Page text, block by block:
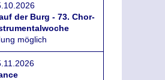
der Burg - 73. Chor-
möglich